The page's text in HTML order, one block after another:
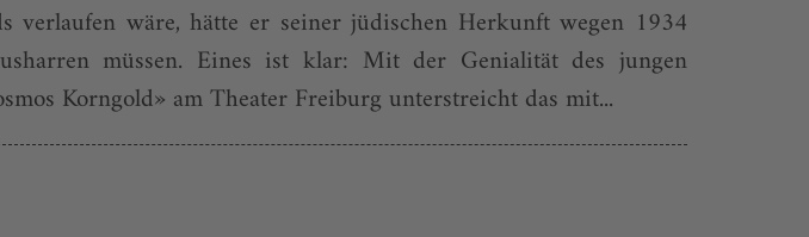
wäre, hätte er seiner jüdischen Herkunft wegen 1934
müssen. Eines ist klar: Mit der Genialität des jungen
Korngold» am Theater Freiburg unterstreicht das mit...